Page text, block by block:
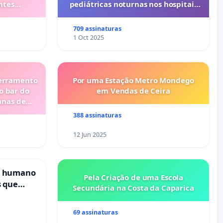
pediátricas noturnas nos hospitais
709 assinaturas
1 Oct 2025
bar do
de
Por uma Estação Metro Mondego
em Vendas de Ceira
388 assinaturas
12 Jun 2025
humano
que
Pela Criação de uma Escola
Secundária na Costa da Caparica
69 assinaturas